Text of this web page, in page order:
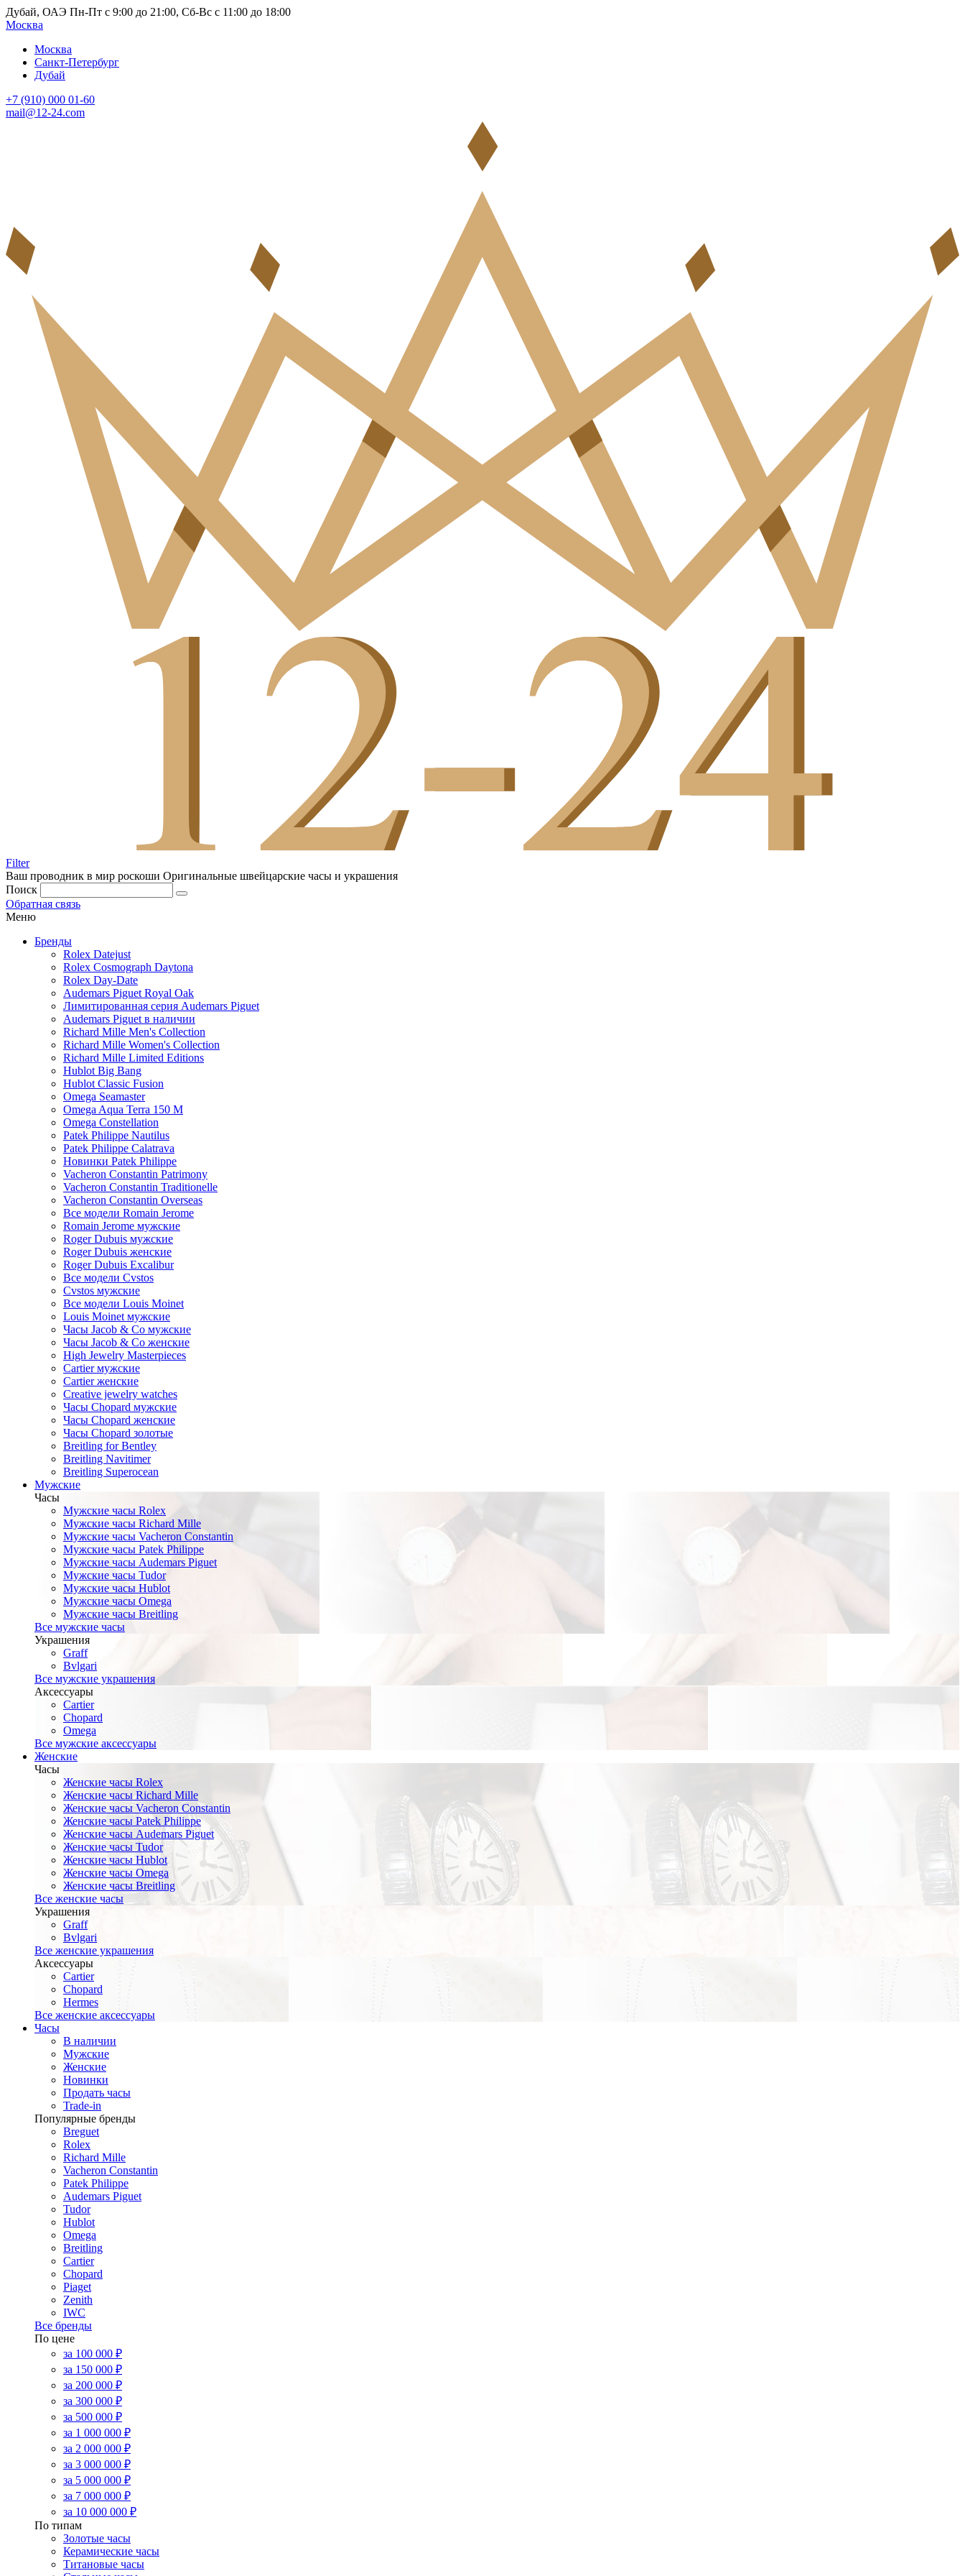
Дубай, ОАЭ Пн-Пт с 9:00 до 21:00, Сб-Вс с 11:00 до 18:00
Москва
Москва
Санкт-Петербург
Дубай
+7 (910) 000 01-60
mail@12-24.com
Filter
Ваш проводник в мир роскоши Оригинальные швейцарские часы и украшения
Поиск
Обратная связь
Меню
Бренды
Rolex Datejust
Rolex Cosmograph Daytona
Rolex Day-Date
Audemars Piguet Royal Oak
Лимитированная серия Audemars Piguet
Audemars Piguet в наличии
Richard Mille Men's Collection
Richard Mille Women's Collection
Richard Mille Limited Editions
Hublot Big Bang
Hublot Classic Fusion
Omega Seamaster
Omega Aqua Terra 150 M
Omega Constellation
Patek Philippe Nautilus
Patek Philippe Calatrava
Новинки Patek Philippe
Vacheron Constantin Patrimony
Vacheron Constantin Traditionelle
Vacheron Constantin Overseas
Все модели Romain Jerome
Romain Jerome мужские
Roger Dubuis мужские
Roger Dubuis женские
Roger Dubuis Excalibur
Все модели Cvstos
Cvstos мужские
Все модели Louis Moinet
Louis Moinet мужские
Часы Jacob & Co мужские
Часы Jacob & Co женские
High Jewelry Masterpieces
Cartier мужские
Cartier женские
Creative jewelry watches
Часы Chopard мужские
Часы Сhopard женские
Часы Сhopard золотые
Breitling for Bentley
Breitling Navitimer
Breitling Superocean
Мужские
Часы
Мужские часы Rolex
Мужские часы Richard Mille
Мужские часы Vacheron Constantin
Мужские часы Patek Philippe
Мужские часы Audemars Piguet
Мужские часы Tudor
Мужские часы Hublot
Мужские часы Omega
Мужские часы Breitling
Все мужские часы
Украшения
Graff
Bvlgari
Все мужские украшения
Аксессуары
Cartier
Chopard
Omega
Все мужские аксессуары
Женские
Часы
Женские часы Rolex
Женские часы Richard Mille
Женские часы Vacheron Constantin
Женские часы Patek Philippe
Женские часы Audemars Piguet
Женские часы Tudor
Женские часы Hublot
Женские часы Omega
Женские часы Breitling
Все женские часы
Украшения
Graff
Bvlgari
Все женские украшения
Аксессуары
Cartier
Chopard
Hermes
Все женские аксессуары
Часы
В наличии
Мужские
Женские
Новинки
Продать часы
Trade-in
Популярные бренды
Breguet
Rolex
Richard Mille
Vacheron Constantin
Patek Philippe
Audemars Piguet
Tudor
Hublot
Omega
Breitling
Cartier
Chopard
Piaget
Zenith
IWC
Все бренды
По цене
за 100 000 ₽
за 150 000 ₽
за 200 000 ₽
за 300 000 ₽
за 500 000 ₽
за 1 000 000 ₽
за 2 000 000 ₽
за 3 000 000 ₽
за 5 000 000 ₽
за 7 000 000 ₽
за 10 000 000 ₽
По типам
Золотые часы
Керамические часы
Титановые часы